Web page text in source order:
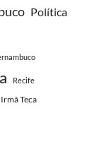
Política
Recife
Teca